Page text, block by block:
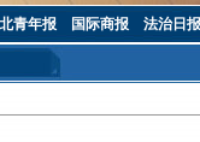
青年报 国际商报 法治日报